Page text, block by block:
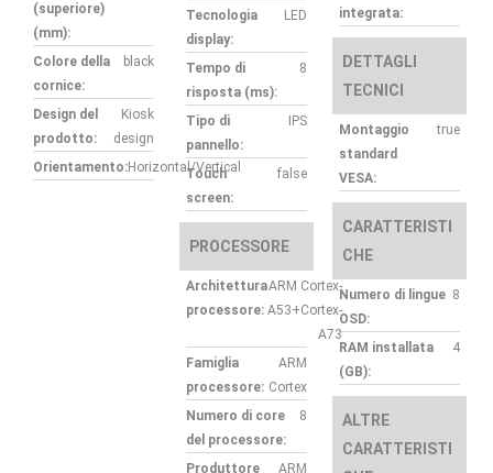
(superiore)
(mm):
Colore della
cornice:
black
Design del
prodotto:
Kiosk
design
Orientamento:Horizontal/Vertical
Tecnologia
display:
LED
Tempo di
risposta (ms):
8
Tipo di
pannello:
IPS
Touch
screen:
false
PROCESSORE
Architettura
processore:
ARM Cortex-
A53+Cortex-
A73
Famiglia
processore:
ARM
Cortex
Numero di core
del processore:
8
Produttore ARM
integrata:
DETTAGLI
TECNICI
Montaggio
standard
VESA:
true
CARATTERISTI
CHE
Numero di lingue
OSD:
8
RAM installata
(GB):
4
ALTRE
CARATTERISTI